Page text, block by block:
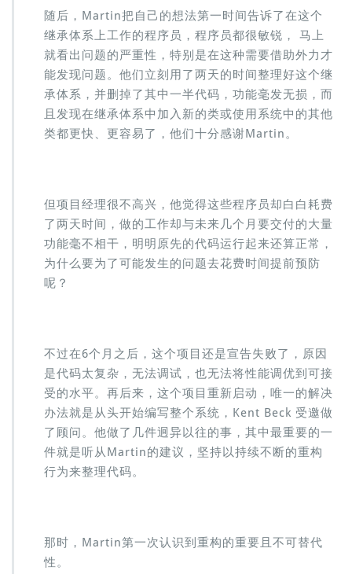
随后，Martin把自己的想法第一时间告诉了在这个
继承体系上工作的程序员，程序员都很敏锐， 马上
就看出问题的严重性，特别是在这种需要借助外力才
能发现问题。他们立刻用了两天的时间整理好这个继
承体系，并删掉了其中一半代码，功能毫发无损，而
且发现在继承体系中加入新的类或使用系统中的其他
类都更快、更容易了，他们十分感谢Martin。
但项目经理很不高兴，他觉得这些程序员却白白耗费
了两天时间，做的工作却与未来几个月要交付的大量
功能毫不相干，明明原先的代码运行起来还算正常，
为什么要为了可能发生的问题去花费时间提前预防
呢？
不过在6个月之后，这个项目还是宣告失败了，原因
是代码太复杂，无法调试，也无法将性能调优到可接
受的水平。再后来，这个项目重新启动，唯一的解决
办法就是从头开始编写整个系统，Kent Beck 受邀做
了顾问。他做了几件迥异以往的事，其中最重要的一
件就是听从Martin的建议，坚持以持续不断的重构
行为来整理代码。
那时，Martin第一次认识到重构的重要且不可替代
性。